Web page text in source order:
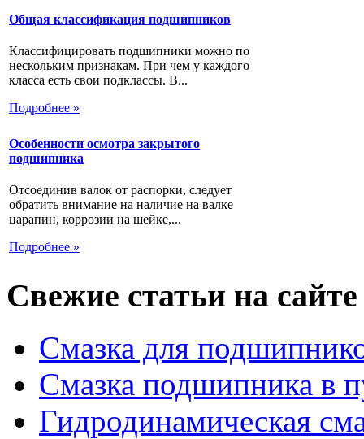
Общая классификация подшипников
Классифицировать подшипники можно по
нескольким признакам. При чем у каждого
класса есть свои подклассы. В...
Подробнее »
Особенности осмотра закрытого
подшипника
Отсоединив валок от распорки, следует
обратить внимание на наличие на валке
царапин, коррозии на шейке,...
Подробнее »
Свежие статьи на сайте
Смазка для
Смазка подшипника в
Гидродинамическая